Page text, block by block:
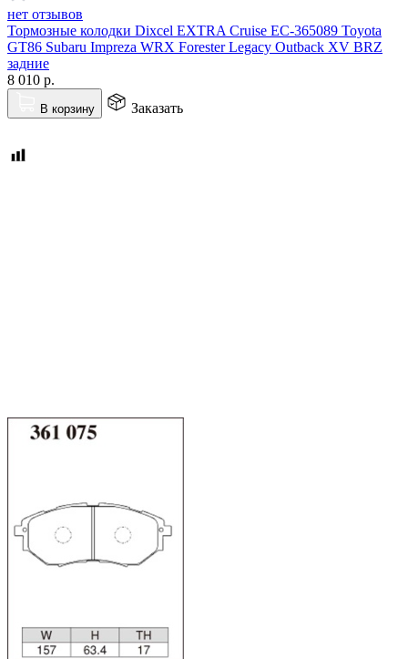
нет отзывов
Тормозные колодки Dixcel EXTRA Cruise EC-365089 Toyota
GT86 Subaru Impreza WRX Forester Legacy Outback XV BRZ
задние
8 010 р.
В корзину Заказать